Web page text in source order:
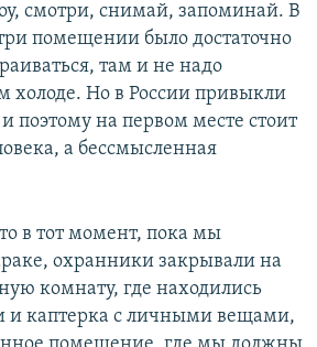
смотри, снимай, запоминай. В
помещении было достаточно
там и не надо
холоде. Но в России привыкли
поэтому на первом месте стоит
а бессмысленная
в тот момент, пока мы
охранники закрывали на
комнату, где находились
и каптерка с личными вещами,